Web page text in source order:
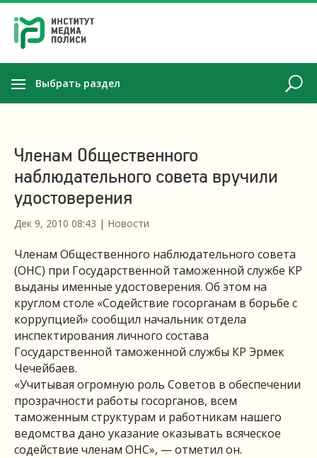
Выбрать раздел
Членам Общественного
наблюдательного совета вручили
удостоверения
Дек 9, 2010 08:43 | Новости
Членам Общественного наблюдательного совета
(ОНС) при Государственной таможенной службе КР
выданы именные удостоверения. Об этом на
круглом столе «Содействие госорганам в борьбе с
коррупцией» сообщил начальник отдела
инспектирования личного состава
Государственной таможенной службы КР Эрмек
Чечейбаев.
«Учитывая огромную роль Советов в обеспечении
прозрачности работы госорганов, всем
таможенным структурам и работникам нашего
ведомства дано указание оказывать всяческое
содействие членам ОНС», — отметил он.